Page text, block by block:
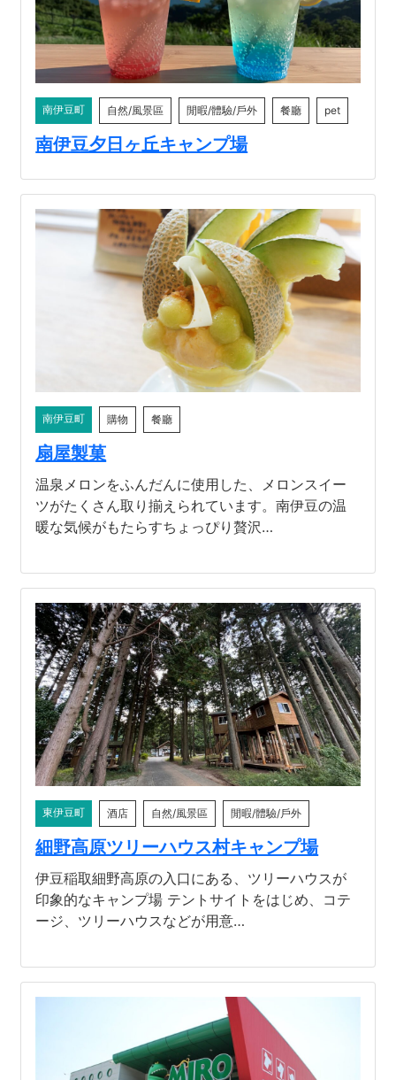
南伊豆町 自然/風景區 閒暇/體驗/戶外 餐廳 pet
南伊豆夕日ヶ丘キャンプ場
南伊豆町 購物 餐廳
扇屋製菓
温泉メロンをふんだんに使用した、メロンスイー
ツがたくさん取り揃えられています。南伊豆の温
暖な気候がもたらすちょっぴり贅沢…
東伊豆町 酒店 自然/風景區 閒暇/體驗/戶外
細野高原ツリーハウス村キャンプ場
伊豆稲取細野高原の入口にある、ツリーハウスが
印象的なキャンプ場 テントサイトをはじめ、コテ
ージ、ツリーハウスなどが用意…